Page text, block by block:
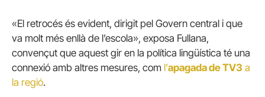
«El retrocés és evident, dirigit pel Govern central i que
va molt més enllà de l’escola», exposa Fullana,
convençut que aquest gir en la política lingüística té una
connexió amb altres mesures, com l’apagada de TV3 a
la regió.